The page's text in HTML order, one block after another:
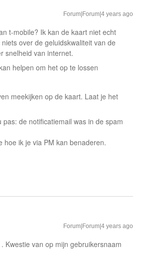
Forum|Forum|4 years ago
t-mobile? Ik kan de kaart niet echt
over de geluidskwaliteit van de
snelheid van internet.
helpen om het op te lossen
meekijken op de kaart. Laat je het
pas: de notificatiemail was in de spam
hoe ik je via PM kan benaderen.
Forum|Forum|4 years ago
. Kwestie van op mijn gebruikersnaam